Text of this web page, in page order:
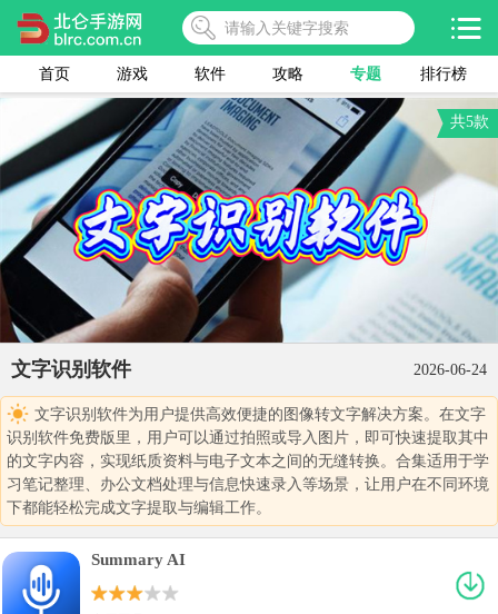
首页 游戏 软件 攻略 专题 排行榜
共5款
文字识别软件 2026-06-24
文字识别软件为用户提供高效便捷的图像转文字解决方案。在文字
识别软件免费版里，用户可以通过拍照或导入图片，即可快速提取其中
的文字内容，实现纸质资料与电子文本之间的无缝转换。合集适用于学
习笔记整理、办公文档处理与信息快速录入等场景，让用户在不同环境
下都能轻松完成文字提取与编辑工作。
Summary AI